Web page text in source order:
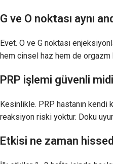
G ve O noktası aynı
Evet. O ve G noktası
hem cinsel haz hem de orgazm
PRP işlemi güvenli
Kesinlikle. PRP hastanın kendi
reaksiyon riski yoktur. Doku
Etkisi ne zaman